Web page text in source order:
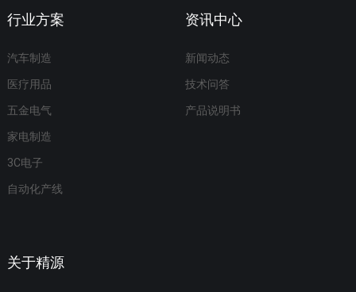
行业方案
汽车制造
医疗用品
五金电气
家电制造
3C电子
自动化产线
资讯中心
新闻动态
技术问答
产品说明书
关于精源